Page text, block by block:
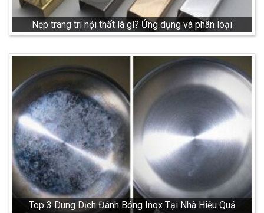
Nẹp trang trí nội thất là gì? Ứng dụng và phân loại
Top 3 Dung Dịch Đánh Bóng Inox Tại Nhà Hiệu Quả